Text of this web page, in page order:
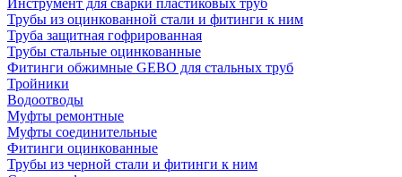
Трубы из оцинкованной стали и фитинги к ним
Труба защитная гофрированная
Трубы стальные оцинкованные
Фитинги обжимные GEBO для стальных труб
Тройники
Водоотводы
Муфты ремонтные
Муфты соединительные
Фитинги оцинкованные
Трубы из черной стали и фитинги к ним